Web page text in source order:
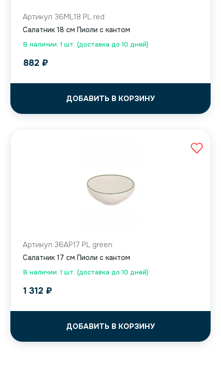
В наличии: 1 шт. (доставка до 10 дней)
Артикул 36ML18 PL red
Салатник 18 см Пиоли с кантом
882 ₽
ДОБАВИТЬ В КОРЗИНУ
В наличии: 1 шт. (доставка до 10 дней)
Артикул 36AP17 PL green
Салатник 17 см Пиоли с кантом
1 312 ₽
ДОБАВИТЬ В КОРЗИНУ